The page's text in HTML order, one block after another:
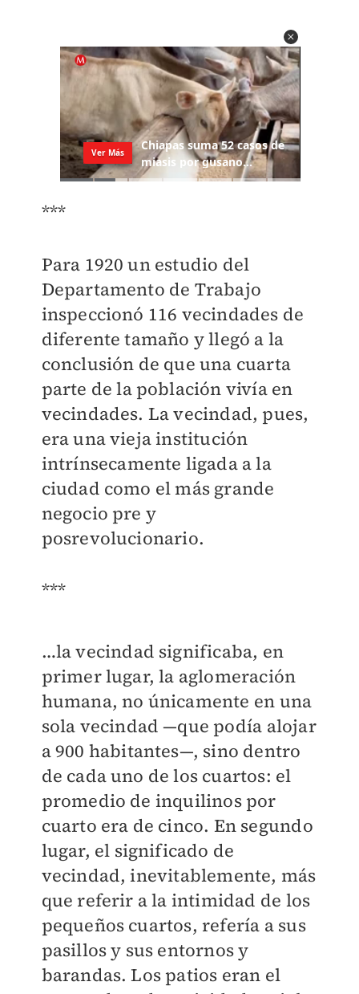
***
Para 1920 un estudio del
Departamento de Trabajo
inspeccionó 116 vecindades de
diferente tamaño y llegó a la
conclusión de que una cuarta
parte de la población vivía en
vecindades. La vecindad, pues,
era una vieja institución
intrínsecamente ligada a la
ciudad como el más grande
negocio pre y
posrevolucionario.
***
…la vecindad significaba, en
primer lugar, la aglomeración
humana, no únicamente en una
sola vecindad —que podía alojar
a 900 habitantes—, sino dentro
de cada uno de los cuartos: el
promedio de inquilinos por
cuarto era de cinco. En segundo
lugar, el significado de
vecindad, inevitablemente, más
que referir a la intimidad de los
pequeños cuartos, refería a sus
pasillos y sus entornos y
barandas. Los patios eran el